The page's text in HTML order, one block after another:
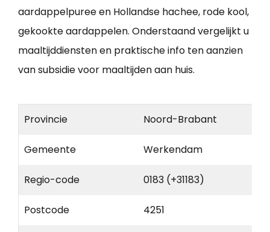
aardappelpuree en Hollandse hachee, rode kool,
gekookte aardappelen. Onderstaand vergelijkt u
maaltijddiensten en praktische info ten aanzien
van subsidie voor maaltijden aan huis.
Provincie Noord-Brabant
Gemeente Werkendam
Regio-code 0183 (+31183)
Postcode 4251